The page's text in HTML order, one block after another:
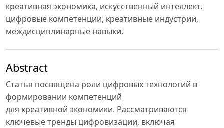
креативная экономика, искусственный интеллект,
цифровые компетенции, креативные индустрии,
междисциплинарные навыки.
Abstract
Статья посвящена роли цифровых технологий в
формировании компетенций
для креативной экономики. Рассматриваются
ключевые тренды цифровизации, включая